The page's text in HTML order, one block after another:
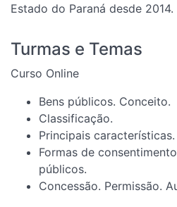
Estado do Paraná desde 2014.
Turmas e Temas
Curso Online
Bens públicos. Conceito.
Classificação.
Principais características.
Formas de
públicos.
Concessão. Permissão.